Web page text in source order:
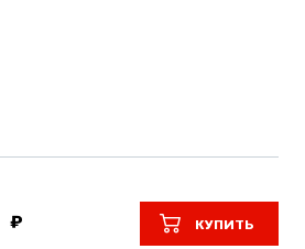
КУПИТЬ